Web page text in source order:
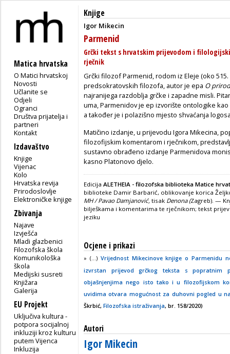
Matica hrvatska
O Matici hrvatskoj
Novosti
Učlanite se
Odjeli
Ogranci
Društva prijatelja i
partneri
Kontakt
Izdavaštvo
Knjige
Vijenac
Kolo
Hrvatska revija
Prirodoslovlje
Elektroničke knjige
Zbivanja
Najave
Izvješća
Mladi glazbenici
Filozofska škola
Komunikološka
škola
Medijski susreti
Knjižara
Galerija
EU Projekt
Uključiva kultura -
potpora socijalnoj
inkluziji kroz kulturu
putem Vijenca
Inkluzija
Knjige
Igor Mikecin
Parmenid
Grčki tekst s hrvatskim prijevodom i
rječnik
Grčki filozof Parmenid, rodom iz Eleje (oko
predsokratovskih filozofa, autor je epa O
najranijega razdoblja grčke i zapadne misli.
uma, Parmenidov je ep izvorište ontologike
a također je i polazišno mjesto shvaćanja
Matičino izdanje, u prijevodu Igora Mikecina,
filozofijskim komentarom i rječnikom,
sustavno obrađeno izdanje Parmenidova
kasno Platonovo djelo.
Edicija ALETHEIA - filozofska biblioteka Matice
biblioteke Damir Barbarić, oblikovanje korica
MH / Pavao Damjanović, tisak Denona (Zagreb). —
bilješkama i komentarima te rječnikom; tekst
jeziku
Ocjene i prikazi
» (...) Vrijednost Mikecinove knjige o Parmenidu
izvrstan prijevod grčkog teksta s popratnim
objašnjenjima nego isto tako i u filozofijskom
uvidima otvara mogućnost za duhovni pogled u
Škrbić, Filozofska istraživanja, br. 158/2020)
Autori
Igor Mikecin